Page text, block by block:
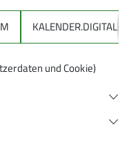
KALENDER.DIGITAL
und Cookie)